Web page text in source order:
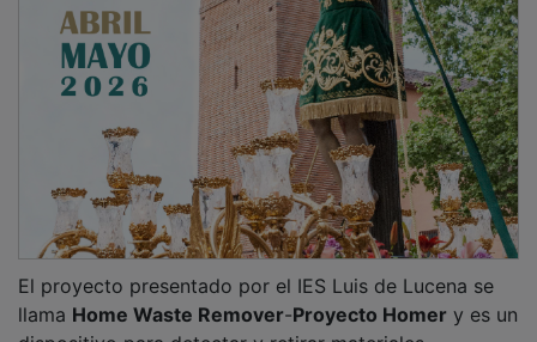
llamaHome Waste Remover- Proyecto Homery es un
dispositivo para detectar y retirar materiales